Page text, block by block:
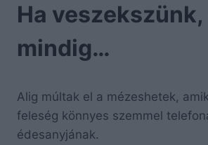
Ha veszekszünk,
mindig…
Alig múltak el a mézeshetek,
feleség könnyes szemmel
édesanyjának.